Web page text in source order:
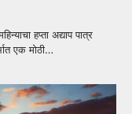
हप्ता अद्याप पात्र
एक मोठी…